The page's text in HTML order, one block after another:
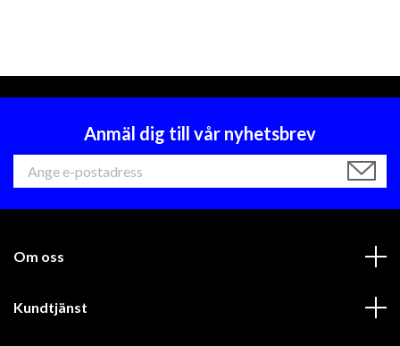
Anmäl dig till vår nyhetsbrev
Om oss
Kundtjänst